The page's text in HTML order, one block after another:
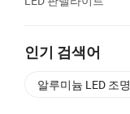
인기 검색어
알루미늄 LED 조명